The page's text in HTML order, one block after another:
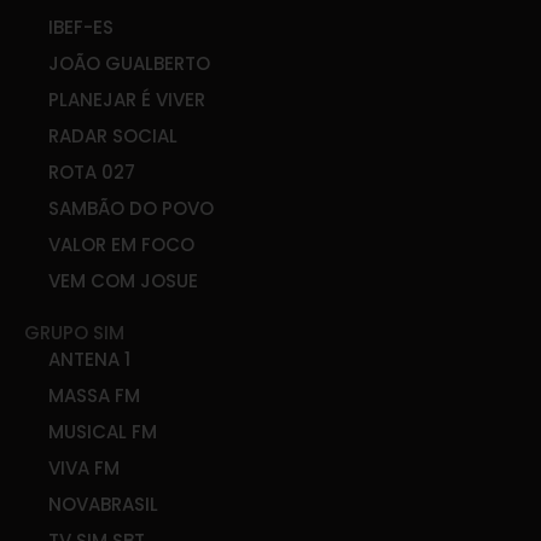
IBEF-ES
JOÃO GUALBERTO
PLANEJAR É VIVER
RADAR SOCIAL
ROTA 027
SAMBÃO DO POVO
VALOR EM FOCO
VEM COM JOSUE
GRUPO SIM
ANTENA 1
MASSA FM
MUSICAL FM
VIVA FM
NOVABRASIL